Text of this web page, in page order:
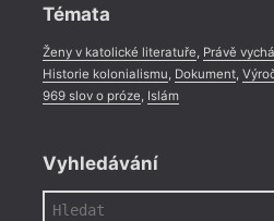
Témata
Ženy v katolické literatuře, Právě
Historie kolonialismu, Dokument,
969 slov o próze, Islám
Vyhledávání